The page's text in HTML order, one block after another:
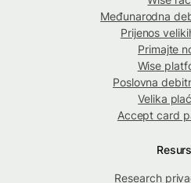
Međunarodna
Prijenos
Primajte
Wise
Poslovna
Velika
Accept card
Research